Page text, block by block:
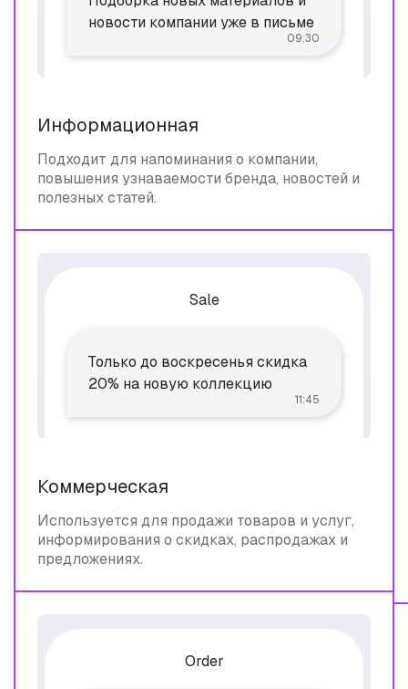
новости компании уже в письме
09:30
Информационная
Подходит для напоминания о компании,
повышения узнаваемости бренда, новостей и
полезных статей.
Sale
Только до воскресенья скидка
20% на новую коллекцию
11:45
Коммерческая
Используется для продажи товаров и услуг,
информирования о скидках, распродажах и
предложениях.
Order